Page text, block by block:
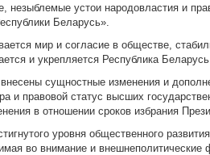
незыблемые устои народовластия и
Беларусь».
мир и согласие в обществе,
и укрепляется Республика Беларусь.
сущностные изменения и
и правовой статус высших
в отношении сроков избрания
уровня общественного
во внимание и